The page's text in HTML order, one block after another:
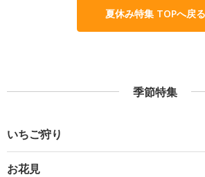
夏休み特集 TOPへ戻る
季節特集
いちご狩り
お花見